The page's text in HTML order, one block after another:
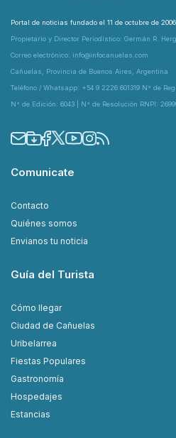
Portal de noticias fundado el 11 de octubre de 2006
Propietario y Director Periodístico: Germán R.
Correo electrónico: info@infocanuelas.com
Cañuelas, Provincia de Buenos Aires, Argentina
Teléfono / Whatsapp: +54 9 2226 601319 N° de
N° de Edición: 6043 | N° de Resolución RNPI:
Comunicate
Contacto
Quiénes somos
Envianos tu noticia
Guía del Turista
Cómo llegar
Ciudad de Cañuelas
Uribelarrea
Fiestas Populares
Gastronomía
Hospedajes
Estancias